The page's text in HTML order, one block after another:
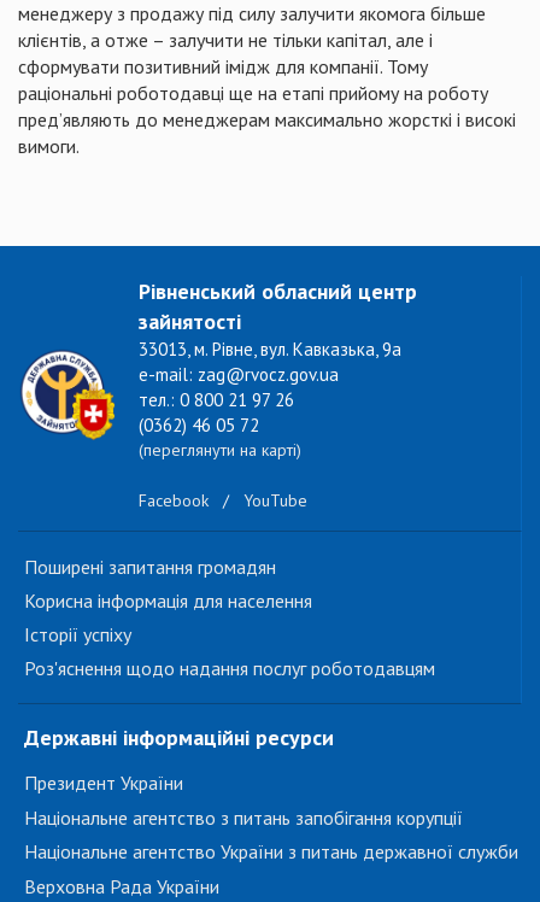
менеджеру з продажу під силу залучити якомога більше
клієнтів, а отже – залучити не тільки капітал, але і
сформувати позитивний імідж для компанії. Тому
раціональні роботодавці ще на етапі прийому на роботу
пред’являють до менеджерам максимально жорсткі і високі
вимоги.
Рівненський обласний центр
зайнятості
33013, м. Рівне, вул. Кавказька, 9а
e-mail: zag@rvocz.gov.ua
тел.: 0 800 21 97 26
(0362) 46 05 72
(переглянути на карті)
Facebook / YouTube
Поширені запитання громадян
Корисна інформація для населення
Історії успіху
Роз'яснення щодо надання послуг роботодавцям
Державні інформаційні ресурси
Президент України
Національне агентство з питань запобігання корупції
Національне агентство України з питань державної служби
Верховна Рада України